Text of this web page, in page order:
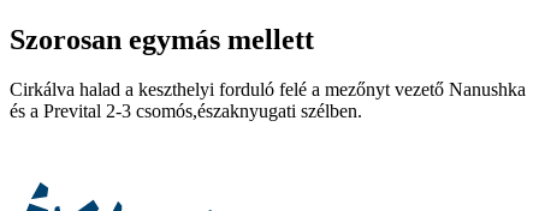
Szorosan egymás mellett
Cirkálva halad a keszthelyi forduló felé a mezőnyt vezető Nanushka
és a Prevital 2-3 csomós,északnyugati szélben.